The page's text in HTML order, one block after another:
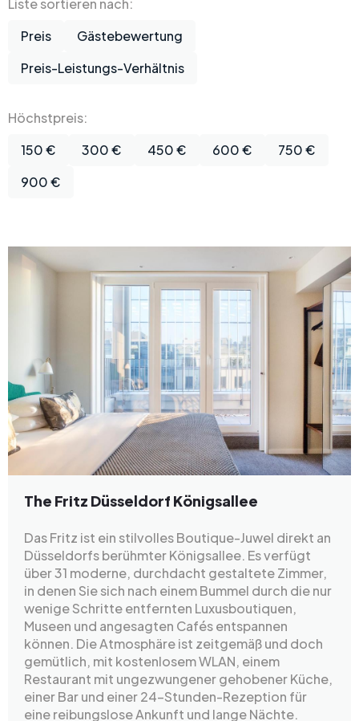
Liste sortieren nach:
Preis
Gästebewertung
Preis-Leistungs-Verhältnis
Höchstpreis:
150 €
300 € 450 € 600 €
750 €
900 €
The Fritz Düsseldorf Königsallee
Das Fritz ist ein stilvolles Boutique-Juwel direkt an
Düsseldorfs berühmter Königsallee. Es verfügt
über 31 moderne, durchdacht gestaltete Zimmer,
in denen Sie sich nach einem Bummel durch die nur
wenige Schritte entfernten Luxusboutiquen,
Museen und angesagten Cafés entspannen
können. Die Atmosphäre ist zeitgemäß und doch
gemütlich, mit kostenlosem WLAN, einem
Restaurant mit ungezwungener gehobener Küche,
einer Bar und einer 24-Stunden-Rezeption für
eine reibungslose Ankunft und lange Nächte.